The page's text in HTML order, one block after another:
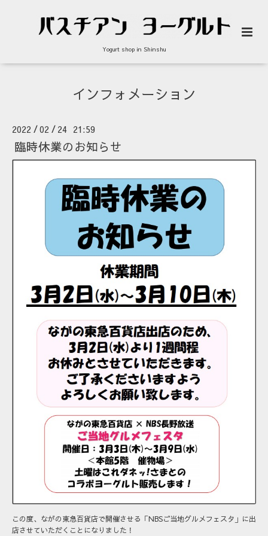
Yogurt shop in Shinshu
インフォメーション
2022 /02 / 24 21:59
臨時休業のお知らせ
この度、ながの東急百貨店で開催させる「NBSご当地グルメフェスタ」に出
店させていただくことになりました！